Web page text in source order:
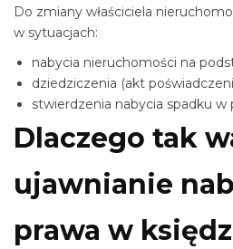
Do zmiany właściciela
w sytuacjach:
nabycia nieruchomości na
dziedziczenia (akt
stwierdzenia nabycia spadku
Dlaczego tak
ujawnianie
prawa w